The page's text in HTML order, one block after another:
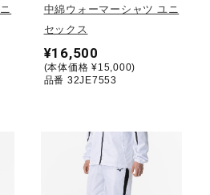
ーツ
グッズ
中綿ウォーマーシャツ ユニ
セックス
¥16,500
(本体価格 ¥15,000)
品番 32JE7553